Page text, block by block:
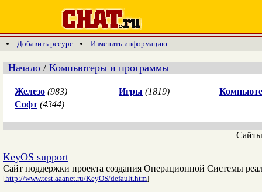
Добавить ресурс Изменить информацию
Начало / Компьютеры и программы
Железо (983) Игры (1819)
Софт (4344)
KeyOS support
Сайт поддержки проекта создания Операционной Системы
[http://www.test.aaanet.ru/KeyOS/default.htm]